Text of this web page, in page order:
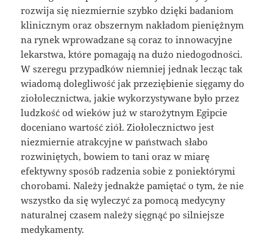
rozwija się niezmiernie szybko dzięki badaniom
klinicznym oraz obszernym nakładom pieniężnym
na rynek wprowadzane są coraz to innowacyjne
lekarstwa, które pomagają na dużo niedogodności.
W szeregu przypadków niemniej jednak lecząc tak
wiadomą dolegliwość jak przeziębienie sięgamy do
ziołolecznictwa, jakie wykorzystywane było przez
ludzkość od wieków już w starożytnym Egipcie
doceniano wartość ziół. Ziołolecznictwo jest
niezmiernie atrakcyjne w państwach słabo
rozwiniętych, bowiem to tani oraz w miarę
efektywny sposób radzenia sobie z poniektórymi
chorobami. Należy jednakże pamiętać o tym, że nie
wszystko da się wyleczyć za pomocą medycyny
naturalnej czasem należy sięgnąć po silniejsze
medykamenty.